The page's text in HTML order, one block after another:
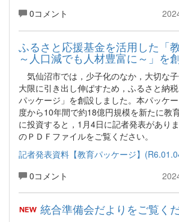
0コメント
ふるさと応援基金を活用した「
～人口減でも人材豊富に～」を
気仙沼市では，少子化のなか，大切な
大限に引き出し伸ばすため，ふるさと納
パッケージ」を創設しました。本パッケ
度から10年間で約18億円規模を新たに教
に投資すると，1月4日に記者発表があり
のＰＤＦファイルをご覧ください。
記者発表資料【教育パッケージ】
0コメント
統合準備会だよりをご覧く